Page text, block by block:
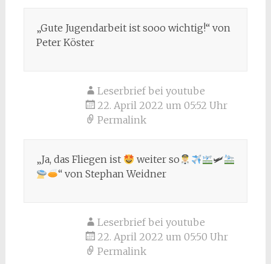
„Gute Jugendarbeit ist sooo wichtig!“ von
Peter Köster
Leserbrief bei youtube
22. April 2022 um 05:52 Uhr
Permalink
„Ja, das Fliegen ist weiter so
🛩
“ von Stephan Weidner
Leserbrief bei youtube
22. April 2022 um 05:50 Uhr
Permalink